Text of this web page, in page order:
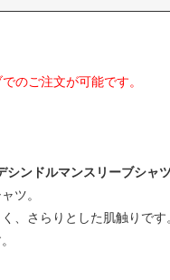
のご注文が可能です。
ンドルマンスリーブシャ
ツ。
、さらりとした肌触りです